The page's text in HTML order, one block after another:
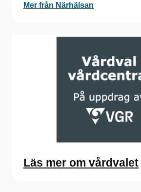
Mer från Närhälsan
Läs mer om vårdvalet